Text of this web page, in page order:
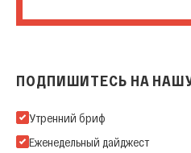
ПОДПИШИТЕСЬ НА
Подпишитесь на нашу Email-
Утренний бриф
Еженедельный дайджест